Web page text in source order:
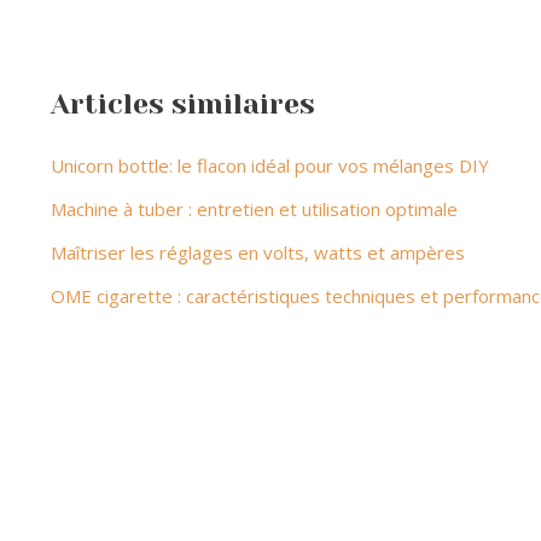
Articles similaires
Unicorn bottle: le flacon idéal pour vos mélanges DIY
Machine à tuber : entretien et utilisation optimale
Maîtriser les réglages en volts, watts et ampères
OME cigarette : caractéristiques techniques et